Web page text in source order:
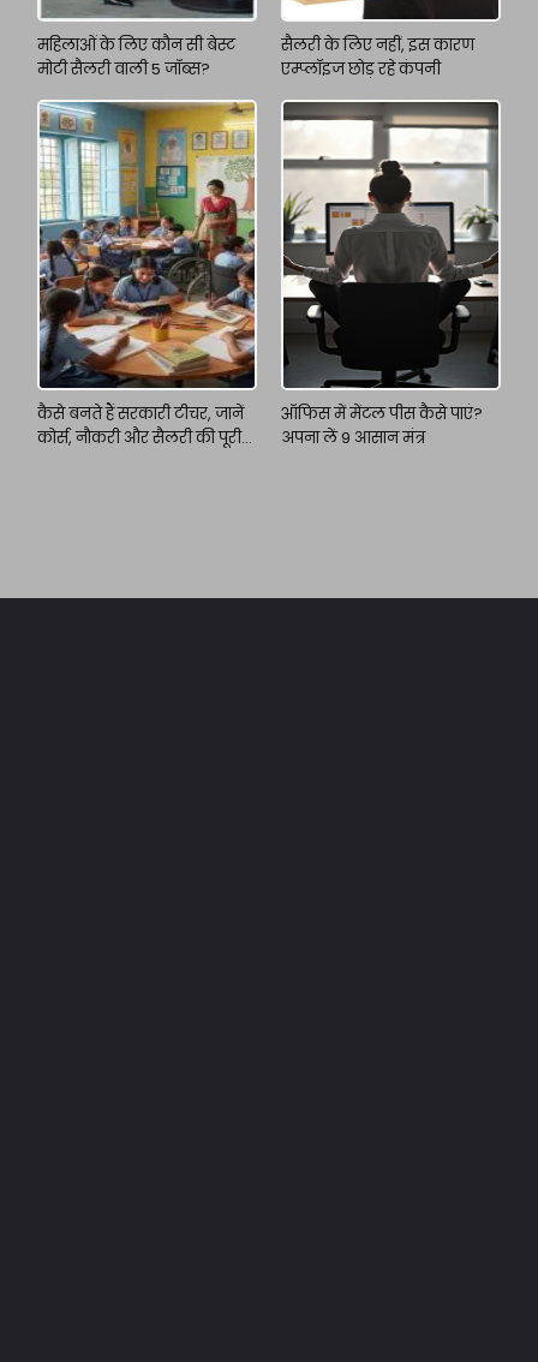
महिलाओं के लिए कौन सी बेस्ट
मोटी सैलरी वाली 5 जॉब्स?
सैलरी के लिए नहीं, इस कारण
एम्प्लॉइज छोड़ रहे कंपनी
कैसे बनते हैं सरकारी टीचर, जानें
कोर्स, नौकरी और सैलरी की पूरी
ऑफिस में मेंटल पीस कैसे पाएं?
अपना लें 9 आसान मंत्र